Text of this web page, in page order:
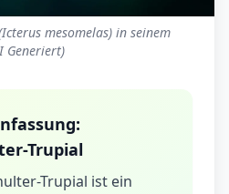
mesomelas) in seinem
Generiert)
Trupial
Trupial ist ein